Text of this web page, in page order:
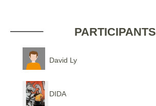
PARTICIPANTS
David Ly
DIDA